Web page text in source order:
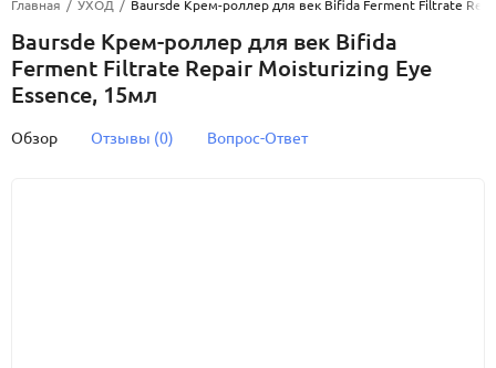
Главная / УХОД / Baursde Крем-роллер для век Bifida Ferment Filtrate
Baursde Крем-роллер для век Bifida
Ferment Filtrate Repair Moisturizing Eye
Essence, 15мл
Обзор Отзывы (0) Вопрос-Ответ